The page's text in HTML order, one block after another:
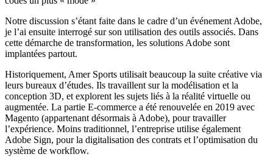
Notre discussion s’étant faite dans le cadre d’un événement Adobe,
je l’ai ensuite interrogé sur son utilisation des outils associés. Dans
cette démarche de transformation, les solutions Adobe sont
implantées partout.
Historiquement, Amer Sports utilisait beaucoup la suite créative via
leurs bureaux d’études. Ils travaillent sur la modélisation et la
conception 3D, et explorent les sujets liés à la réalité virtuelle ou
augmentée. La partie E-commerce a été renouvelée en 2019 avec
Magento (appartenant désormais à Adobe), pour travailler
l’expérience. Moins traditionnel, l’entreprise utilise également
Adobe Sign, pour la digitalisation des contrats et l’optimisation du
système de workflow.